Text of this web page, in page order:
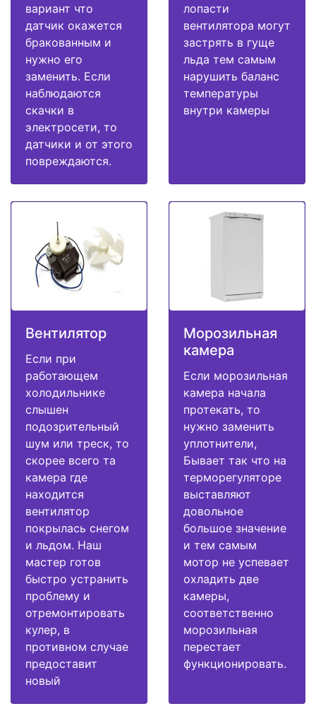
вариант что
датчик окажется
бракованным и
нужно его
заменить. Если
наблюдаются
скачки в
электросети, то
датчики и от этого
повреждаются.
лопасти
вентилятора могут
застрять в гуще
льда тем самым
нарушить баланс
температуры
внутри камеры
Вентилятор
Если при
работающем
холодильнике
слышен
подозрительный
шум или треск, то
скорее всего та
камера где
находится
вентилятор
покрылась снегом
и льдом. Наш
мастер готов
быстро устранить
проблему и
отремонтировать
кулер, в
противном случае
предоставит
новый
Морозильная
камера
Если морозильная
камера начала
протекать, то
нужно заменить
уплотнители,
Бывает так что на
терморегуляторе
выставляют
довольное
большое значение
и тем самым
мотор не успевает
охладить две
камеры,
соответственно
морозильная
перестает
функционировать.